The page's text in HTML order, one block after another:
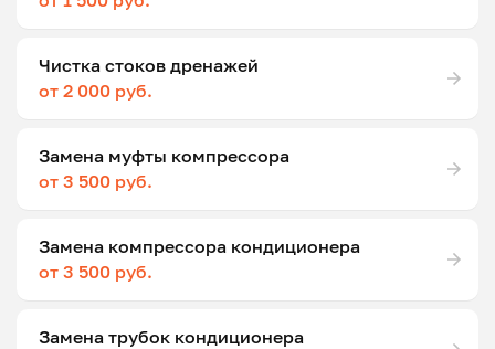
Чистка стоков дренажей
от 2 000 руб.
Замена муфты компрессора
от 3 500 руб.
Замена компрессора кондиционера
от 3 500 руб.
Замена трубок кондиционера